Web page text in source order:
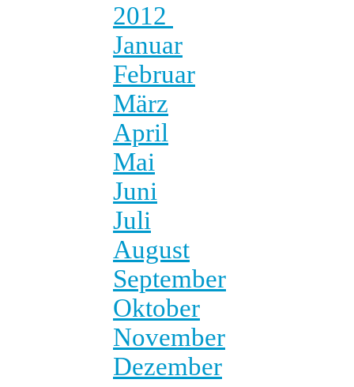
2012
Januar
Februar
März
April
Mai
Juni
Juli
August
September
Oktober
November
Dezember